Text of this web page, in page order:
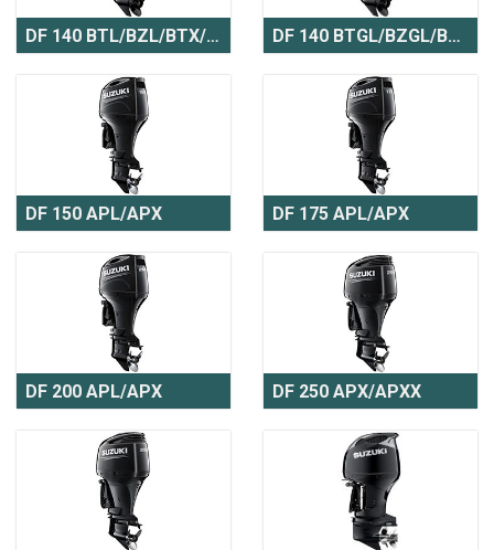
DF 140 BTL/BZL/BTX/BZX DF 140 BTGL/BZGL/BTGX/BZGX
DF 150 APL/APX DF 175 APL/APX
DF 200 APL/APX DF 250 APX/APXX